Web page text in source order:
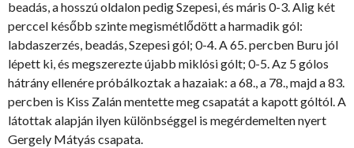
beadás, a hosszú oldalon pedig Szepesi, és máris 0-3. Alig két
perccel később szinte megismétlődött a harmadik gól:
labdaszerzés, beadás, Szepesi gól; 0-4. A 65. percben Buru jól
lépett ki, és megszerezte újabb miklósi gólt; 0-5. Az 5 gólos
hátrány ellenére próbálkoztak a hazaiak: a 68., a 78., majd a 83.
percben is Kiss Zalán mentette meg csapatát a kapott góltól. A
látottak alapján ilyen különbséggel is megérdemelten nyert
Gergely Mátyás csapata.